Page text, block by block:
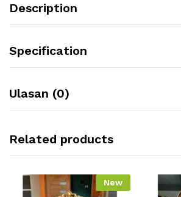
Description
Specification
Ulasan (0)
Related products
New